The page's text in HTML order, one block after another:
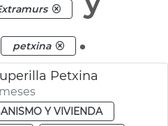
petxina .
Petxina
Y VIVIENDA